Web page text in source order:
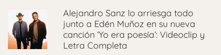
Alejandro Sanz lo arriesga todo
junto a Edén Muñoz en su nueva
canción ‘Yo era poesía’: Videoclip y
Letra Completa